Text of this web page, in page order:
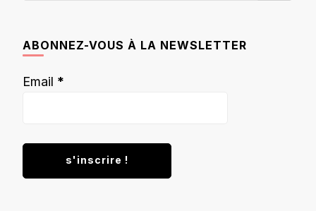
ABONNEZ-VOUS À LA NEWSLETTER
Email *